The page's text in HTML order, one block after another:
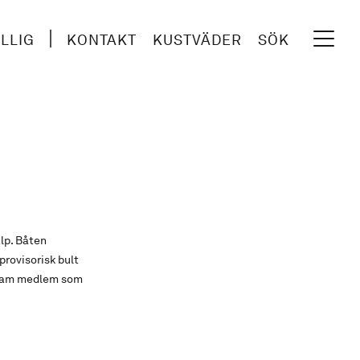
KONTAKT KUSTVÄDER SÖK
Båten
bult
medlem som